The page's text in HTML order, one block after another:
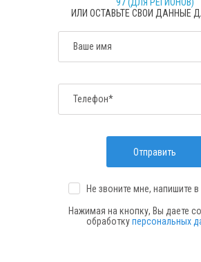
97 (ДЛЯ РЕГИОНОВ)
ИЛИ ОСТАВЬТЕ СВОИ ДАННЫЕ
Ваше имя
Телефон*
Отправить
Не звоните мне, напишите в
Нажимая на кнопку, Вы даете
обработкуперсональных